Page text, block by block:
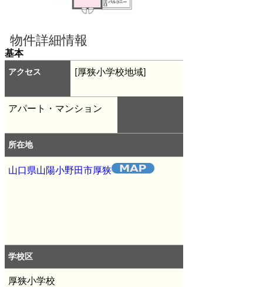
物件詳細情報
基本
アクセス [厚狭小学校地域]
アパート・マンション
所在地
山口県山陽小野田市厚狭
学校区
厚狭小学校